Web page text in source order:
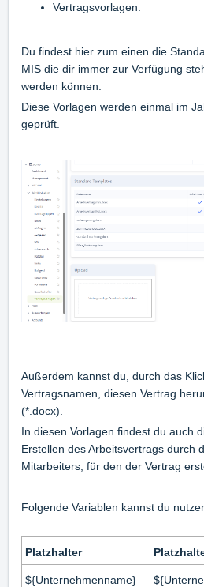
Vertragsvorlagen.
Du findest hier zum einen die
MIS die dir immer zur Verfügung
werden können.
Diese Vorlagen werden einmal im
geprüft.
Außerdem kannst du, durch das
Vertragsnamen, diesen Vertrag
(*.docx).
In diesen Vorlagen findest du auch
Erstellen des Arbeitsvertrags durch
Mitarbeiters, für den der Vertrag
Folgende Variablen kannst du
Platzhalter
${Unternehmenname}